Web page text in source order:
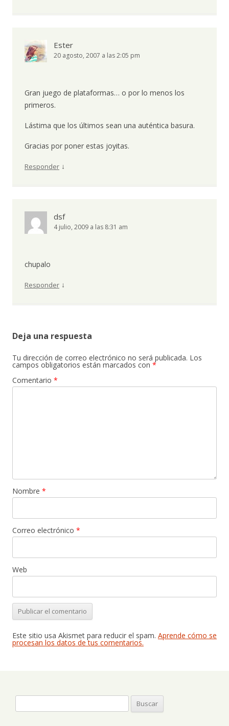
Ester
20 agosto, 2007 a las 2:05 pm
Gran juego de plataformas… o por lo menos los
primeros.
Lástima que los últimos sean una auténtica basura.
Gracias por poner estas joyitas.
Responder ↓
dsf
4 julio, 2009 a las 8:31 am
chupalo
Responder ↓
Deja una respuesta
Tu dirección de correo electrónico no será publicada. Los
campos obligatorios están marcados con *
Comentario *
Nombre *
Correo electrónico *
Web
Este sitio usa Akismet para reducir el spam. Aprende cómo se
procesan los datos de tus comentarios.